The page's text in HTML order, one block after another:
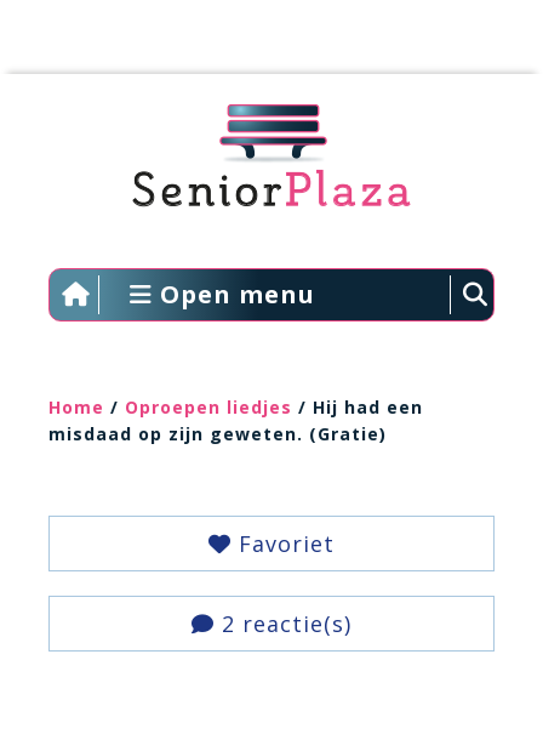
Open menu
Home / Oproepen liedjes / Hij had een
misdaad op zijn geweten. (Gratie)
Favoriet
2 reactie(s)